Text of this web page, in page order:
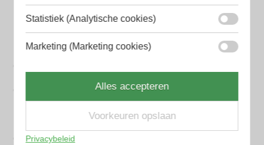
BALR. Heren parfum
BVLGARI Heren parfum
Creed heren parfum
Dior Heren parfum
Geurpakket
Statistiek (Analytische cookies)
Marketing (Marketing cookies)
Alles accepteren
Voorkeuren opslaan
Privacybeleid